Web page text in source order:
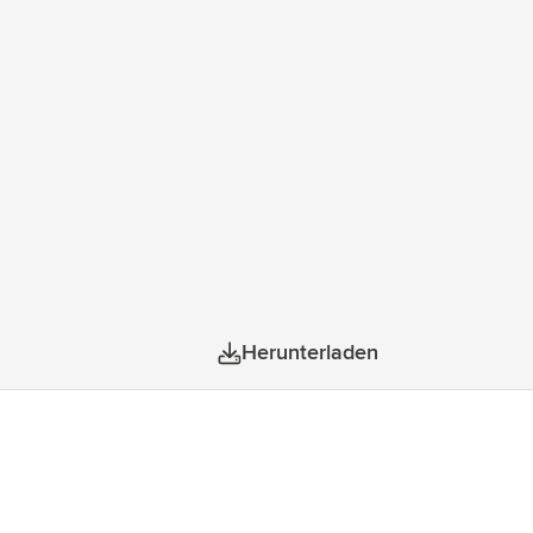
Herunterladen